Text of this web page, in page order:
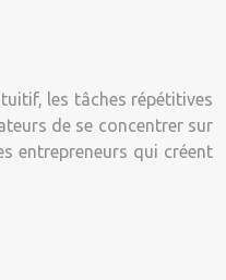
les tâches répétitives
de se concentrer sur
entrepreneurs qui créent